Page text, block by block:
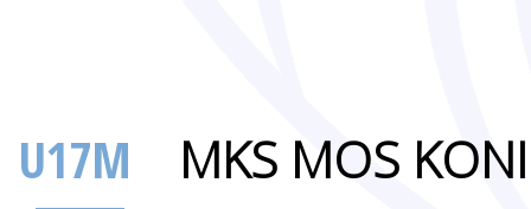
U17M MKS MOS